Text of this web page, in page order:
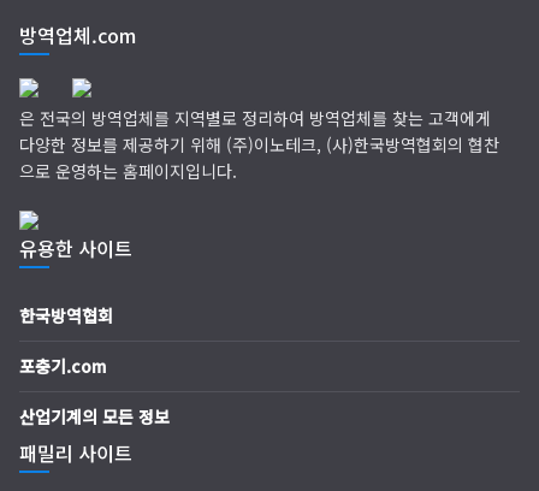
(주)다잘방역
방역업체.com
은 전국의 방역업체를 지역별로 정리하여 방역업체를 찾는 고객에게
다양한 정보를 제공하기 위해 (주)이노테크, (사)한국방역협회의 협찬
으로 운영하는 홈페이지입니다.
유용한 사이트
한국방역협회
포충기.com
산업기계의 모든 정보
패밀리 사이트